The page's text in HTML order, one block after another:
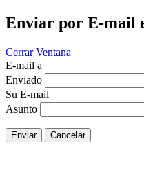
Enviar por E-mail
Cerrar Ventana
E-mail a
Enviado
Su E-mail
Asunto
Enviar Cancelar